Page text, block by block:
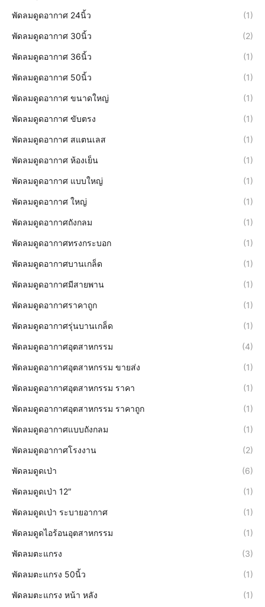
พัดลมดูดอากาศ 24นิ้ว (1)
พัดลมดูดอากาศ 30นิ้ว (2)
พัดลมดูดอากาศ 36นิ้ว (1)
พัดลมดูดอากาศ 50นิ้ว (1)
พัดลมดูดอากาศ ขนาดใหญ่ (1)
พัดลมดูดอากาศ ขับตรง (1)
พัดลมดูดอากาศ สแตนเลส (1)
พัดลมดูดอากาศ ห้องเย็น (1)
พัดลมดูดอากาศ แบบใหญ่ (1)
พัดลมดูดอากาศ ใหญ่ (1)
พัดลมดูดอากาศถังกลม (1)
พัดลมดูดอากาศทรงกระบอก (1)
พัดลมดูดอากาศบานเกล็ด (1)
พัดลมดูดอากาศมีสายพาน (1)
พัดลมดูดอากาศราคาถูก (1)
พัดลมดูดอากาศรุ่นบานเกล็ด (1)
พัดลมดูดอากาศอุตสาหกรรม (4)
พัดลมดูดอากาศอุตสาหกรรม ขายส่ง (1)
พัดลมดูดอากาศอุตสาหกรรม ราคา (1)
พัดลมดูดอากาศอุตสาหกรรม ราคาถูก (1)
พัดลมดูดอากาศแบบถังกลม (1)
พัดลมดูดอากาศโรงงาน (2)
พัดลมดูดเป่า (6)
พัดลมดูดเป่า 12″ (1)
พัดลมดูดเป่า ระบายอากาศ (1)
พัดลมดูดไอร้อนอุตสาหกรรม (1)
พัดลมตะแกรง (3)
พัดลมตะแกรง 50นิ้ว (1)
พัดลมตะแกรง หน้า หลัง (1)